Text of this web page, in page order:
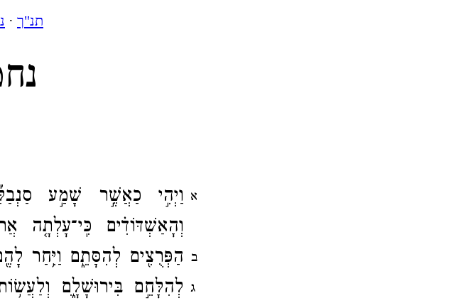
תנ"ך ·
א וַיְהִ֣י כַאֲשֶׁ֣ר שָׁמַ֣ע
וְהָאַשְׁדּוֹדִ֗ים כִּֽי־​עָלְתָ֤ה
הַפְּרֻצִ֖ים לְהִסָּתֵ֑ם וַיִּ֥חַר ב
לְהִלָּחֵ֣ם בִּירוּשָׁלָ֑‍ִם ג